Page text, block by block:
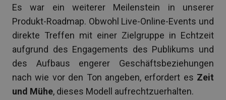
Es war ein weiterer Meilenstein in unserer
Produkt-Roadmap. Obwohl Live-Online-Events und
direkte Treffen mit einer Zielgruppe in Echtzeit
aufgrund des Engagements des Publikums und
des Aufbaus engerer Geschäftsbeziehungen
nach wie vor den Ton angeben, erfordert es Zeit
und Mühe, dieses Modell aufrechtzuerhalten.